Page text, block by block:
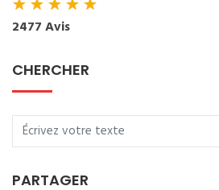
★★★★★
2477 Avis
CHERCHER
PARTAGER